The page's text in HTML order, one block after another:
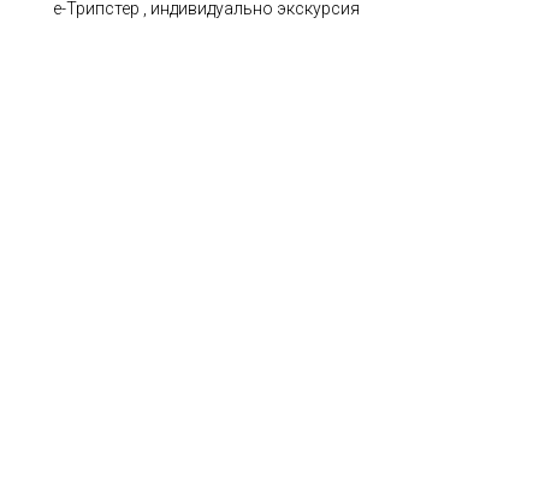
е-Трипстер , индивидуально экскурсия